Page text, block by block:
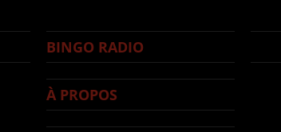
BINGO RADIO
À PROPOS